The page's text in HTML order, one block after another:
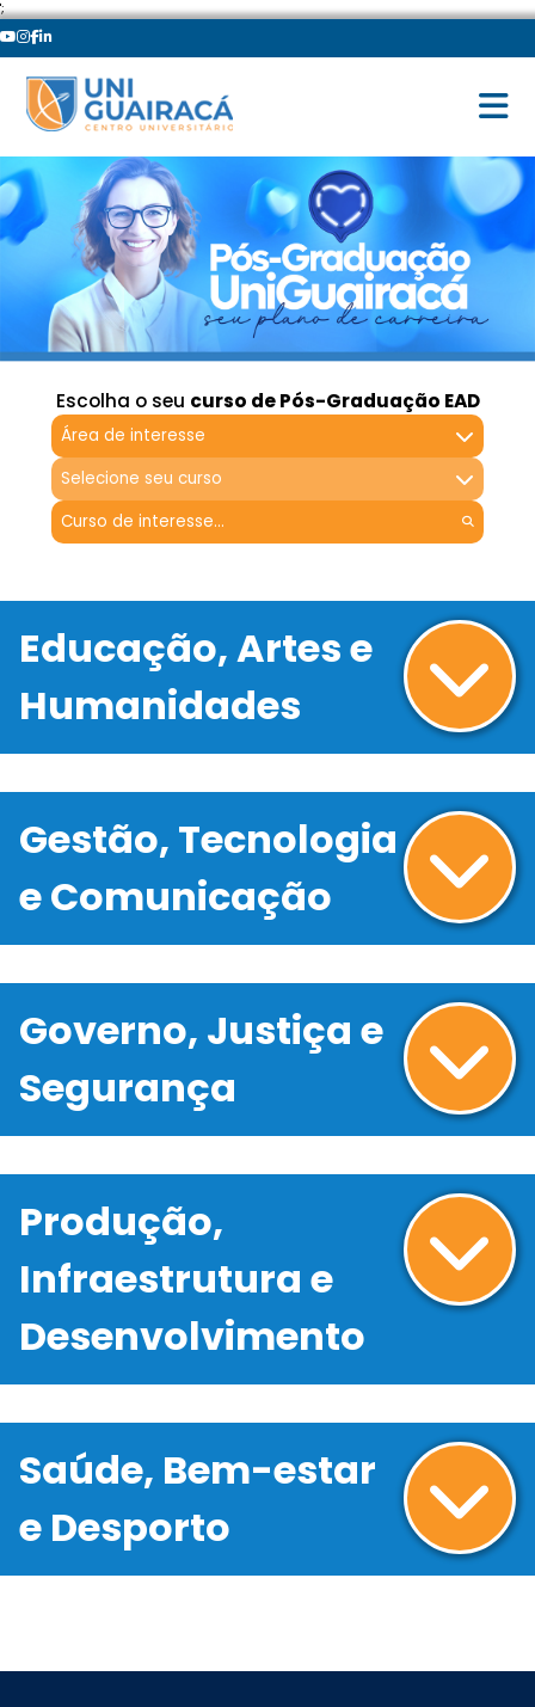
';
Escolha o seu curso de Pós-Graduação EAD
Área de interesse
Selecione seu curso
Educação, Artes e
Humanidades
Gestão, Tecnologia
e Comunicação
Governo, Justiça e
Segurança
Produção,
Infraestrutura e
Desenvolvimento
Saúde, Bem-estar
e Desporto